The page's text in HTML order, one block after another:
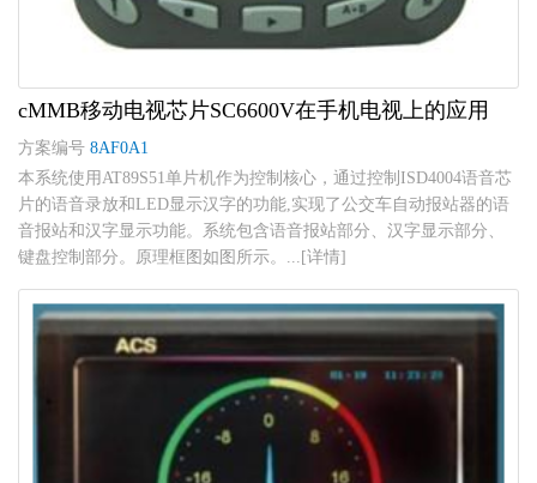
cMMB移动电视芯片SC6600V在手机电视上的应用
方案编号 8AF0A1
本系统使用AT89S51单片机作为控制核心，通过控制ISD4004语音芯
片的语音录放和LED显示汉字的功能,实现了公交车自动报站器的语
音报站和汉字显示功能。系统包含语音报站部分、汉字显示部分、
键盘控制部分。原理框图如图所示。...[详情]